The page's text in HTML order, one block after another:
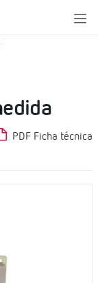
PDF Ficha técnica